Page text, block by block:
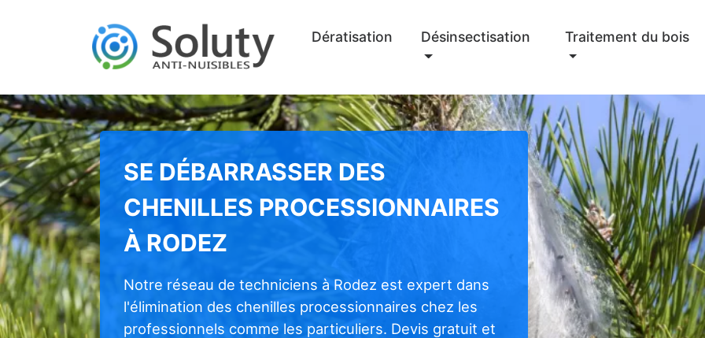
Dératisation Désinsectisation Traitement du bois
SE DÉBARRASSER DES
CHENILLES PROCESSIONNAIRES
À RODEZ
Notre réseau de techniciens à Rodez est expert dans
l'élimination des chenilles processionnaires chez les
professionnels comme les particuliers. Devis gratuit et